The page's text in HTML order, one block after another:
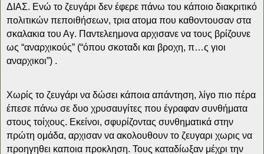
ΔΙΑΣ. Ενώ το ζευγάρι δεν έφερε πάνω του κάποιο διακριτικό
πολιτικών πεποιθήσεων, τρια ατομα που καθοντουσαν στα
σκαλακια του Αγ. Παντελεημονα αρχισανε να τους βρίζουνε
ως “αναρχικούς” (“όπου σκοταδι και βροχη, π…ς γιοι
αναρχικοι”) .
Χωρίς το ζευγάρι να δώσει κάποια απάντηση, λίγο πιο πέρα
έπεσε πάνω σε δυο χρυσαυγίτες που έγραφαν συνθήματα
στους τοίχους. Εκείνοι, σφυρίζοντας συνθηματικά στην
πρώτη ομάδα, αρχισαν να ακολουθουν το ζευγαρι χωρις να
προηγηθει καποια προκληση. Τους καταδίωξαν μέχρι την